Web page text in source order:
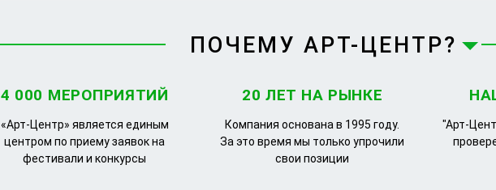
ПОЧЕМУ АРТ-ЦЕНТР?
4 000 МЕРОПРИЯТИЙ
«Арт-Центр» является единым
центром по приему заявок на
фестивали и конкурсы
20 ЛЕТ НА РЫНКЕ
Компания основана в 1995 году.
За это время мы только упрочили
свои позиции
"Арт-